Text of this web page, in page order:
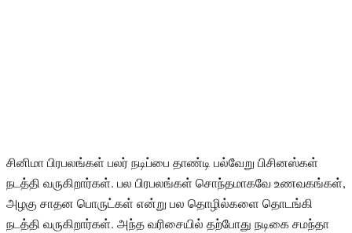
சினிமா பிரபலங்கள் பலர் நடிப்பை தாண்டி பல்வேறு பிசினஸ்கள்
நடத்தி வருகிறார்கள். பல பிரபலங்கள் சொந்தமாகவே உணவகங்கள்,
அழகு சாதன பொருட்கள் என்று பல தொழில்களை தொடங்கி
நடத்தி வருகிறார்கள். அந்த வரிசையில் தற்போது நடிகை சமந்தா